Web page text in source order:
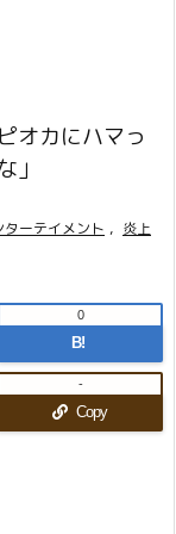
オカにハマっ
」
ターテイメント , 炎上
B!
0
Copy
-